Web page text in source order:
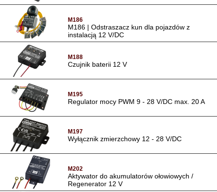
M186
M186 | Odstraszacz kun dla pojazdów z
instalacją 12 V/DC
M188
Czujnik baterii 12 V
M195
Regulator mocy PWM 9 - 28 V/DC max. 20 A
M197
Wyłącznik zmierzchowy 12 - 28 V/DC
M202
Aktywator do akumulatorów ołowiowych /
Regenerator 12 V